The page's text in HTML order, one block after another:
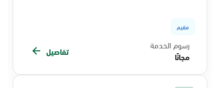
مقيم
رسوم الخدمة
مجانًا
تفاصيل